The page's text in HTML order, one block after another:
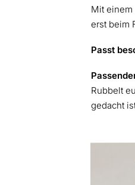
Mit einem
erst beim
Passt
Rubbelt
gedacht